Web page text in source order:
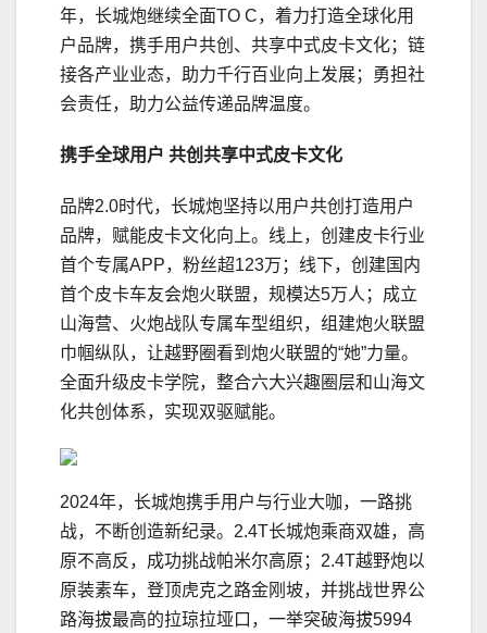
年，长城炮继续全面TO C，着力打造全球化用
户品牌，携手用户共创、共享中式皮卡文化；链
接各产业业态，助力千行百业向上发展；勇担社
会责任，助力公益传递品牌温度。
携手全球用户 共创 共享中式皮卡文化
品牌2.0时代，长城炮坚持以用户共创打造用户
品牌，赋能皮卡文化向上。线上，创建皮卡行业
首个专属APP，粉丝超123万；线下，创建国内
首个皮卡车友会炮火联盟，规模达5万人；成立
山海营、火炮战队专属车型组织，组建炮火联盟
巾帼纵队，让越野圈看到炮火联盟的“她”力量。
全面升级皮卡学院，整合六大兴趣圈层和山海文
化共创体系，实现双驱赋能。
2024年，长城炮携手用户与行业大咖，一路挑
战，不断创造新纪录。2.4T长城炮乘商双雄，高
原不高反，成功挑战帕米尔高原；2.4T越野炮以
原装素车，登顶虎克之路金刚坡，并挑战世界公
路海拔最高的拉琼拉垭口，一举突破海拔5994